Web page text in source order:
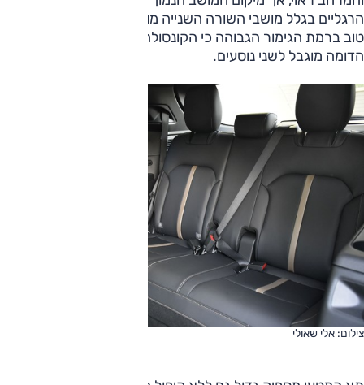
הרגליים בגלל מושבי השורה השנייה מוגבל. המצב קצת פחות
טוב ברמת הגימור הגבוהה כי הקונסולה תופסת מקום והמושב
הדומה מוגבל לשני נוסעים.
צילום: אלי שאולי